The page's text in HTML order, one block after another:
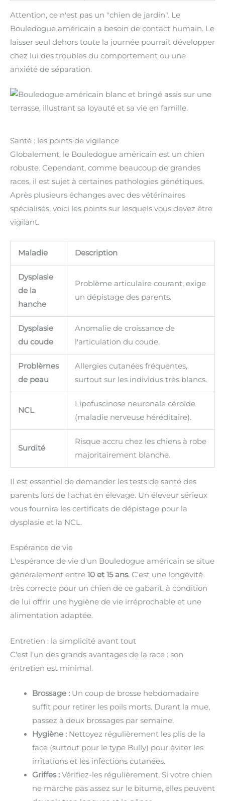
Attention, ce n'est pas un "chien de jardin". Le
Bouledogue américain a besoin de contact humain. Le
laisser seul dehors toute la journée pourrait développer
chez lui des troubles du comportement ou une
anxiété de séparation.
Santé : les points de vigilance
Globalement, le Bouledogue américain est un chien
robuste. Cependant, comme beaucoup de grandes
races, il est sujet à certaines pathologies génétiques.
Après plusieurs échanges avec des vétérinaires
spécialisés, voici les points sur lesquels vous devez être
vigilant.
Maladie Description
Dysplasie
de la
hanche
Problème articulaire courant, exige
un dépistage des parents.
Dysplasie
du coude
Anomalie de croissance de
l'articulation du coude.
Problèmes
de peau
Allergies cutanées fréquentes,
surtout sur les individus très blancs.
NCL
Lipofuscinose neuronale céroïde
(maladie nerveuse héréditaire).
Surdité
Risque accru chez les chiens à robe
majoritairement blanche.
Il est essentiel de demander les tests de santé des
parents lors de l'achat en élevage. Un éleveur sérieux
vous fournira les certificats de dépistage pour la
dysplasie et la NCL.
Espérance de vie
L'espérance de vie d'un Bouledogue américain se situe
généralement entre 10 et 15 ans. C'est une longévité
très correcte pour un chien de ce gabarit, à condition
de lui offrir une hygiène de vie irréprochable et une
alimentation adaptée.
Entretien : la simplicité avant tout
C'est l'un des grands avantages de la race : son
entretien est minimal.
Brossage :Un coup de brosse hebdomadaire
suffit pour retirer les poils morts. Durant la mue,
passez à deux brossages par semaine.
Hygiène :Nettoyez régulièrement les plis de la
face (surtout pour le type Bully) pour éviter les
irritations et les infections cutanées.
Griffes :Vérifiez-les régulièrement. Si votre chien
ne marche pas assez sur le bitume, elles peuvent